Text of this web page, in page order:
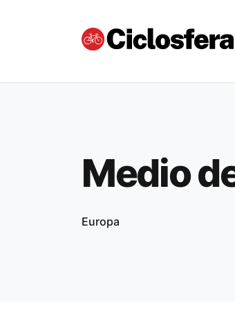
Medio
Europa